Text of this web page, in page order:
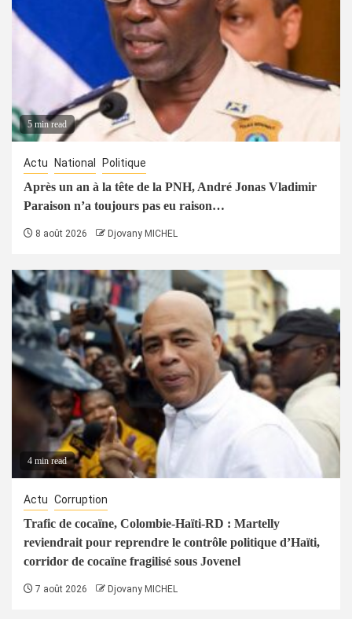
5 min read
Actu National Politique
Après un an à la tête de la PNH, André Jonas Vladimir
Paraison n’a toujours pas eu raison…
8 août 2026 Djovany MICHEL
4 min read
Actu Corruption
Trafic de cocaïne, Colombie-Haïti-RD : Martelly
reviendrait pour reprendre le contrôle politique d’Haïti,
corridor de cocaïne fragilisé sous Jovenel
7 août 2026 Djovany MICHEL